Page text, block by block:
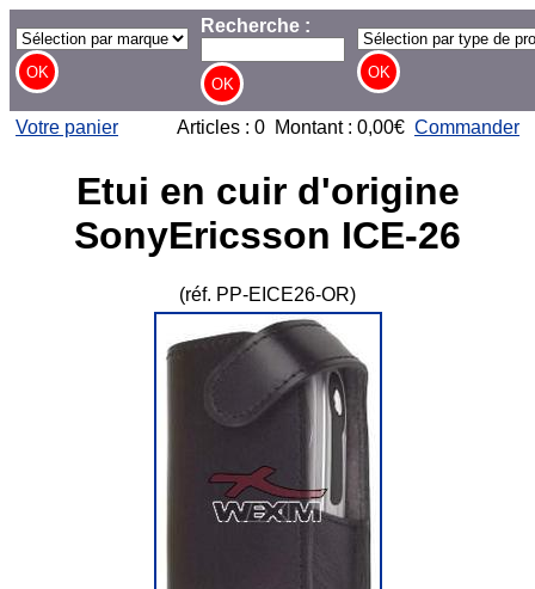
Recherche :
Votre panier Articles : 0 Montant : 0,00€ Commander
Etui en cuir d'origine
SonyEricsson ICE-26
(réf. PP-EICE26-OR)